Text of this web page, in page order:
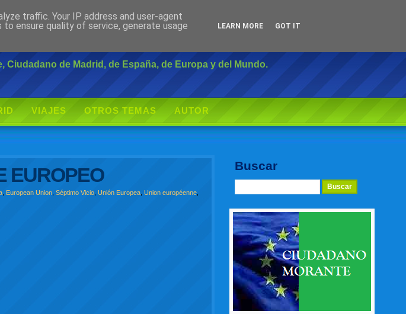
de Madrid, de España, de Europa y del Mundo.
VIAJES OTROS TEMAS AUTOR
Buscar
EUROPEO
European Union ,Séptimo Vicio ,Unión Europea ,Union européenne
traffic. Your IP address and user-agent
ensure quality of service, generate usage
LEARN MORE GOT IT